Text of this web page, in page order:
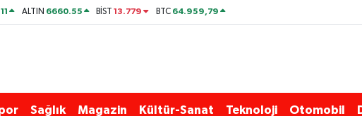
ALTIN 6660.55 BİST13.779 BTC 64.959,79
Sağlık Magazin Kültür-Sanat Teknoloji Otomobil